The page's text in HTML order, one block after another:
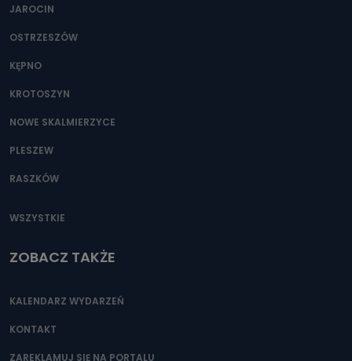
JAROCIN
OSTRZESZÓW
KĘPNO
KROTOSZYN
NOWE SKALMIERZYCE
PLESZEW
RASZKÓW
WSZYSTKIE
ZOBACZ TAKŻE
KALENDARZ WYDARZEŃ
KONTAKT
ZAREKLAMUJ SIĘ NA PORTALU